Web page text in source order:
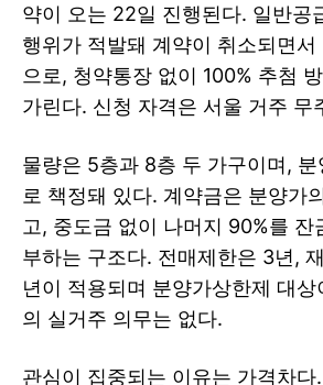
약이 오는 22일 진행된다. 일반공
행위가 적발돼 계약이 취소되면
으로, 청약통장 없이 100% 추첨
가린다. 신청 자격은 서울 거주 무
물량은 5층과 8층 두 가구이며, 분
로 책정돼 있다. 계약금은 분양가
고, 중도금 없이 나머지 90%를 잔
부하는 구조다. 전매제한은 3년,
년이 적용되며 분양가상한제 대상
의 실거주 의무는 없다.
관심이 집중되는 이유는 가격차다